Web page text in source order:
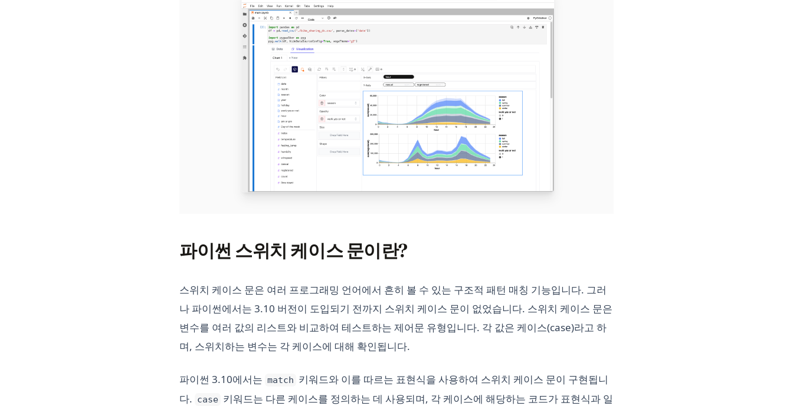
파이썬 스위치 케이스 문이란?
스위치 케이스 문은 여러 프로그래밍 언어에서 흔히 볼 수 있는 구조적 패턴 매칭 기능입니다. 그러
나 파이썬에서는 3.10 버전이 도입되기 전까지 스위치 케이스 문이 없었습니다. 스위치 케이스 문은
변수를 여러 값의 리스트와 비교하여 테스트하는 제어문 유형입니다. 각 값은 케이스(case)라고 하
며, 스위치하는 변수는 각 케이스에 대해 확인됩니다.
파이썬 3.10에서는 match 키워드와 이를 따르는 표현식을 사용하여 스위치 케이스 문이 구현됩니
다. case 키워드는 다른 케이스를 정의하는 데 사용되며, 각 케이스에 해당하는 코드가 표현식과 일